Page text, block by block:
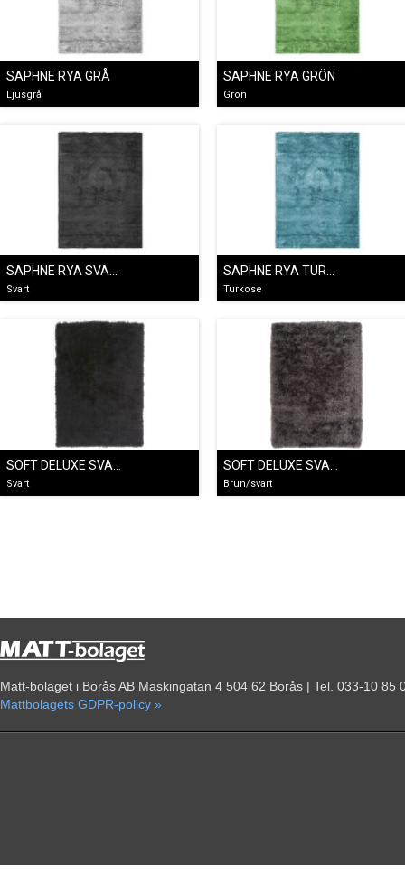
SAPHNE RYA GRÅ
Ljusgrå
SAPHNE RYA GRÖN
Grön
Svart Turkose
Svart Brun/svart
Matt-bolaget i Borås AB Maskingatan 4 504 62 Borås | Tel. 033-10
Mattbolagets GDPR-policy »